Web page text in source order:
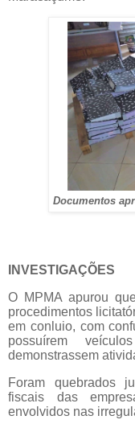
Documentos
INVESTIGAÇÕES
O MPMA apurou
procedimentos
em conluio, com
possuírem
demonstrassem
Foram quebrados
fiscais das
envolvidos nas